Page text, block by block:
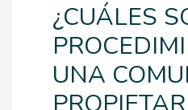
¿CUÁLES
UNA